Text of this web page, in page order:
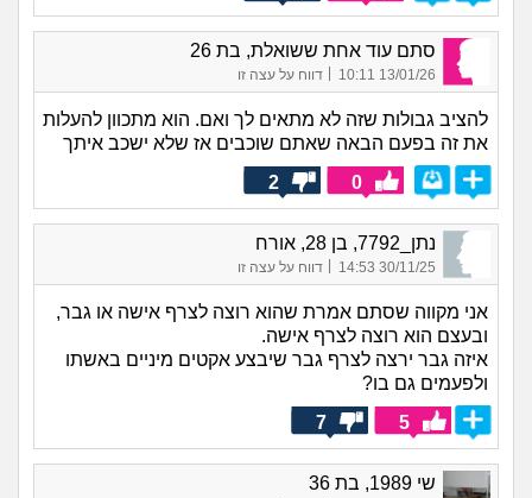
סתם עוד אחת ששואלת, בת 26
13/01/26 10:11
| דווח על עצה זו
להציב גבולות שזה לא מתאים לך ואם. הוא מתכוון להעלות
את זה בפעם הבאה שאתם שוכבים אז שלא ישכב איתך
0
2
נתן_7792, בן 28, אורח
30/11/25 14:53
| דווח על עצה זו
אני מקווה שסתם אמרת שהוא רוצה לצרף אישה או גבר,
ובעצם הוא רוצה לצרף אישה.
איזה גבר ירצה לצרף גבר שיבצע אקטים מיניים באשתו
ולפעמים גם בו?
5
7
שי 1989, בת 36